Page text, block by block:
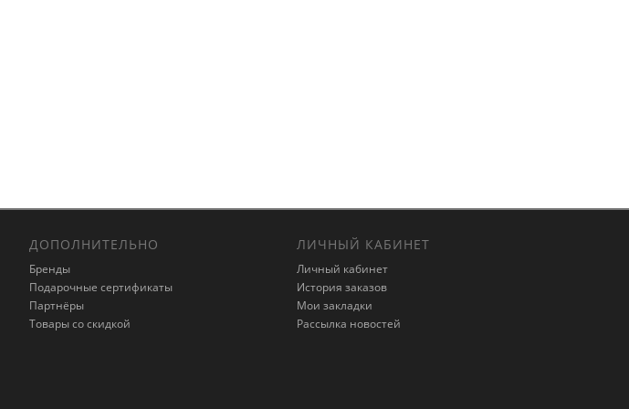
ДОПОЛНИТЕЛЬНО
Бренды
Подарочные сертификаты
Партнёры
Товары со скидкой
ЛИЧНЫЙ КАБИНЕТ
Личный кабинет
История заказов
Мои закладки
Рассылка новостей